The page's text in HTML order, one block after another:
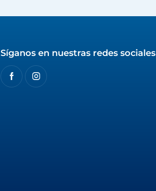
Síganos en nuestras redes sociales